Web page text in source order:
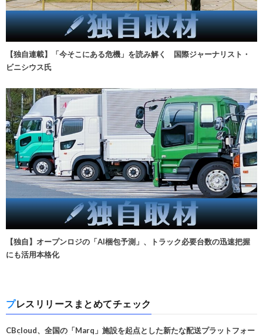
【独自連載】「今そこにある危機」を読み解く 国際ジャーナリスト・
ビニシウス氏
【独自】オープンロジの「AI梱包予測」、トラック必要台数の迅速把握
にも活用本格化
プレスリリースまとめてチェック
CBcloud、全国の「Marq」施設を起点とした新たな配送プラットフォー